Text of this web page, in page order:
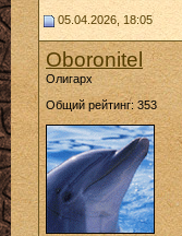
05.04.2026, 18:05
Oboronitel
Олигарх
Общий рейтинг: 353